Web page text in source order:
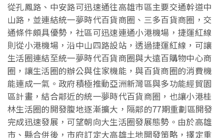
從孔鳳路、中安路可迅速通往高雄市區主要交通幹道中
山路，並連結統一夢時代百貨商圈、三多百貨商圈，交
通條件頗具優勢，社區可迅速連通小港機場，捷運紅線
則從小港機場，沿中山四路設站，透過捷運紅線，可讓
生活圈連結至統一夢時代百貨商圈與大遠百購物中心商
圈，讓生活圈的辦公與住家機能，與百貨商圈的消費機
能連成一氣。政府積極推動亞洲新灣區與多功能經貿園
區計畫，結合鄰近的統一夢時代百貨商圈，也讓小港桂
林生活圈的開發腹地逐漸擴大，隔鄰的77期重劃區開發
完成迅速發展，可望朝向大生活圈發展態勢。由於高雄
市、縣合併後，市府訂定大高雄土地開發策略，擇定重